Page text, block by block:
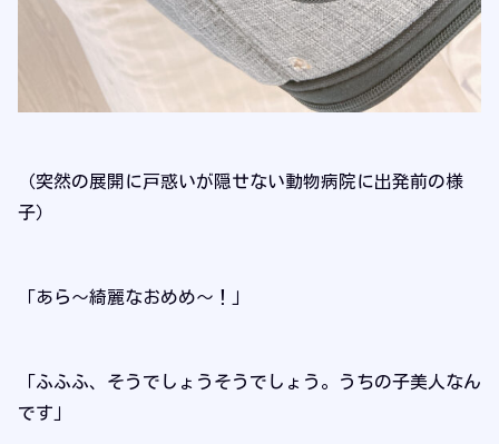
（突然の展開に戸惑いが隠せない動物病院に出発前の様
子）
「あら～綺麗なおめめ～！」
「ふふふ、そうでしょうそうでしょう。うちの子美人なん
です」